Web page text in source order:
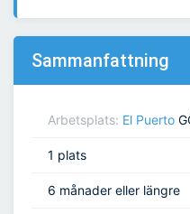
Sammanfattning
Arbetsplats: El Puerto
1 plats
6 månader eller längre